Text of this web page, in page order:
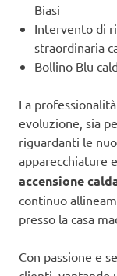
Biasi
Intervento di
straordinaria
Bollino Blu
La
evoluzione, sia
riguardanti le
apparecchiature
accensione
continuo
presso la casa
Con passione e